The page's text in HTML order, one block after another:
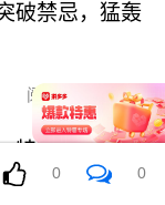
破禁忌，猛轰
阅读 8689
特朗普又生毒
0 0